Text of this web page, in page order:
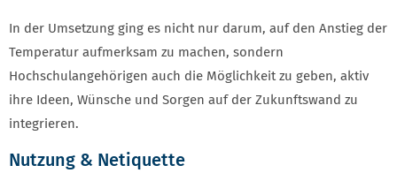
In der Umsetzung ging es nicht nur darum, auf den Anstieg der
Temperatur aufmerksam zu machen, sondern
Hochschulangehörigen auch die Möglichkeit zu geben, aktiv
ihre Ideen, Wünsche und Sorgen auf der Zukunftswand zu
integrieren.
Nutzung & Netiquette